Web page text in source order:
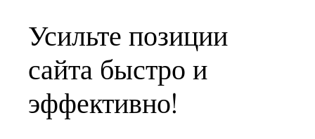
Усильте позиции
сайта быстро и
эффективно!